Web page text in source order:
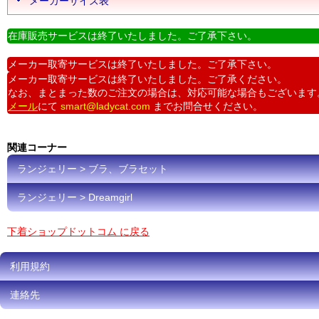
在庫販売サービスは終了いたしました。ご了承下さい。
メーカー取寄サービスは終了いたしました。ご了承下さい。
メーカー取寄サービスは終了いたしました。ご了承ください。
なお、まとまった数のご注文の場合は、対応可能な場合もございます
メールにて smart@ladycat.com までお問合せください。
関連コーナー
ランジェリー > ブラ、ブラセット
ランジェリー > Dreamgirl
下着ショップドットコム に戻る
利用規約
連絡先